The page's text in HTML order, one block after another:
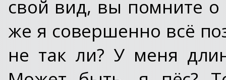
свой вид, вы помните о
же я совершенно всё
не так ли? У меня